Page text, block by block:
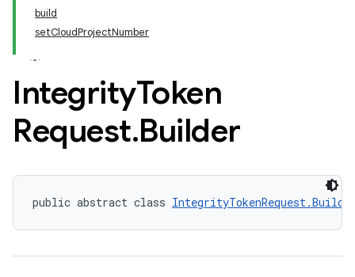
build
setCloudProjectNumber
IntegrityToken
Request.Builder
public abstract class